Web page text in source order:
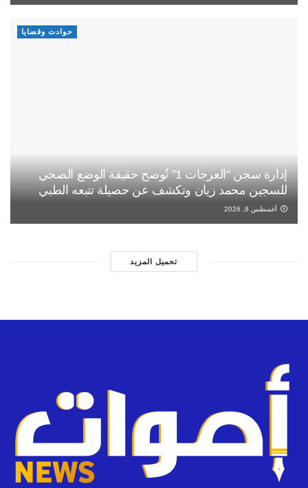
حوادث وقضايا
إدارة سجن “العرجات 1” تُوضح حقيقة الوضع الصحي
للسجين محمد زيان وتكشف عن حصيلة تتبعه الطبي
أغسطس 8, 2026
تحميل المزيد